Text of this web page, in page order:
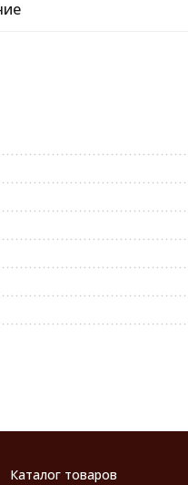
Каталог товаров